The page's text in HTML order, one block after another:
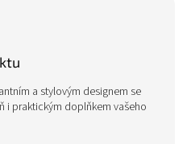
a stylovým designem se
i praktickým doplňkem vašeho